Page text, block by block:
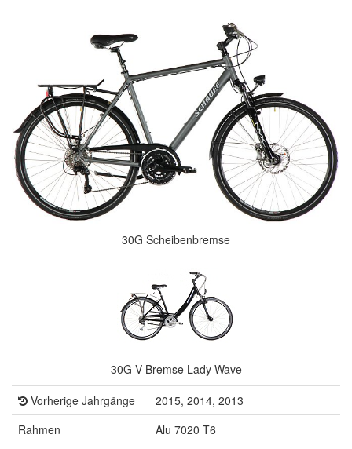
30G Scheibenbremse
30G V-Bremse Lady Wave
Vorherige Jahrgänge
2015, 2014, 2013
Rahmen
Alu 7020 T6